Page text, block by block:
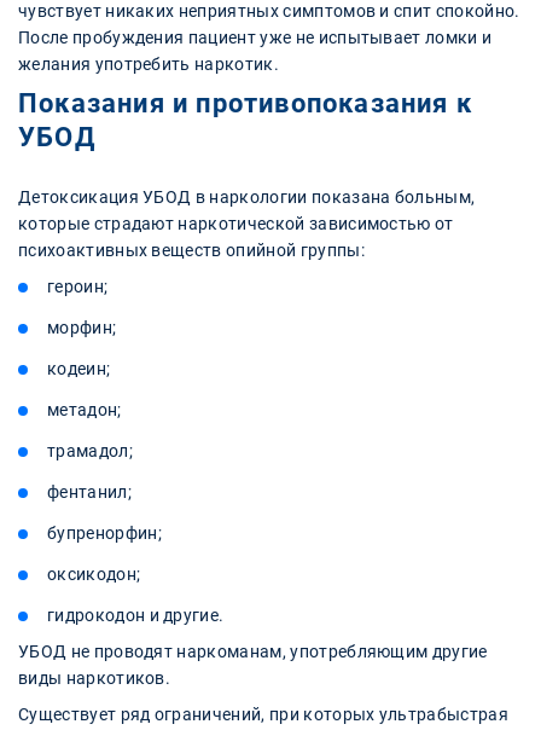
чувствует никаких неприятных симптомов и спит спокойно.
После пробуждения пациент уже не испытывает ломки и
желания употребить наркотик.
Показания и противопоказания к
УБОД
Детоксикация УБОД в наркологии показана больным,
которые страдают наркотической зависимостью от
психоактивных веществ опийной группы:
героин;
морфин;
кодеин;
метадон;
трамадол;
фентанил;
бупренорфин;
оксикодон;
гидрокодон и другие.
УБОД не проводят наркоманам, употребляющим другие
виды наркотиков.
Существует ряд ограничений, при которых ультрабыстрая